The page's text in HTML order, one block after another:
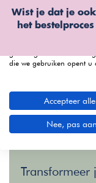
Wist je dat je
het
Transformeer
Wij gebruiken cookies
We kunnen deze
onze website te
die we gebruiken opent u
Accepteer
Nee, pas aan